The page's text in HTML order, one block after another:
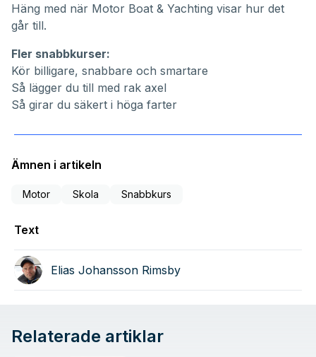
Häng med när Motor Boat & Yachting visar hur det
går till.
Fler snabbkurser:
Kör billigare, snabbare och smartare
Så lägger du till med rak axel
Så girar du säkert i höga farter
Ämnen i artikeln
Motor Skola Snabbkurs
Text
Elias Johansson Rimsby
Relaterade artiklar